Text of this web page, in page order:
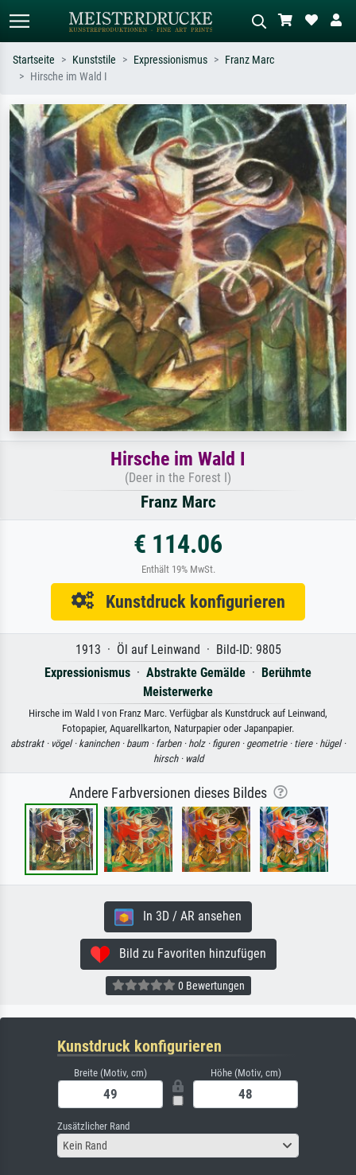
Suchen Sie nach Künstlern, Werktiteln
oder Stilen – z.B. Monet,
Sternennacht, Impressionismus, Welle
Hokusai, Akt.
Beschreiben Sie die Szene – z.B. Grüne
Wiese, Abstrakt mit viel Rot, Dunkles
Ölgemälde, Stehender Akt neben einem
Baum.
Startseite Kunststile Expressionismus
Franz Marc
Hirsche im Wald I
Hirsche im Wald I
(Deer in the Forest I)
Franz Marc
€ 114.06
Enthält 19% MwSt.
Kunstdruck konfigurieren
1913 · Öl auf Leinwand · Bild-ID: 9805
Expressionismus · Abstrakte Gemälde ·
Berühmte
Meisterwerke
Hirsche im Wald I von Franz Marc. Verfügbar als Kunstdruck auf Leinwand,
Fotopapier, Aquarellkarton, Naturpapier oder Japanpapier.
abstrakt · vögel · kaninchen · baum · farben · holz · figuren · geometrie · tiere · hügel ·
hirsch · wald
Andere Farbversionen dieses Bildes
In 3D / AR ansehen
Bild zu Favoriten hinzufügen
0 Bewertungen
Kunstdruck konfigurieren
Breite (Motiv, cm) Höhe (Motiv, cm)
Zusätzlicher Rand
Kein Rand